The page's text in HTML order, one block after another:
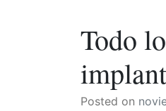
Todo
Posted on